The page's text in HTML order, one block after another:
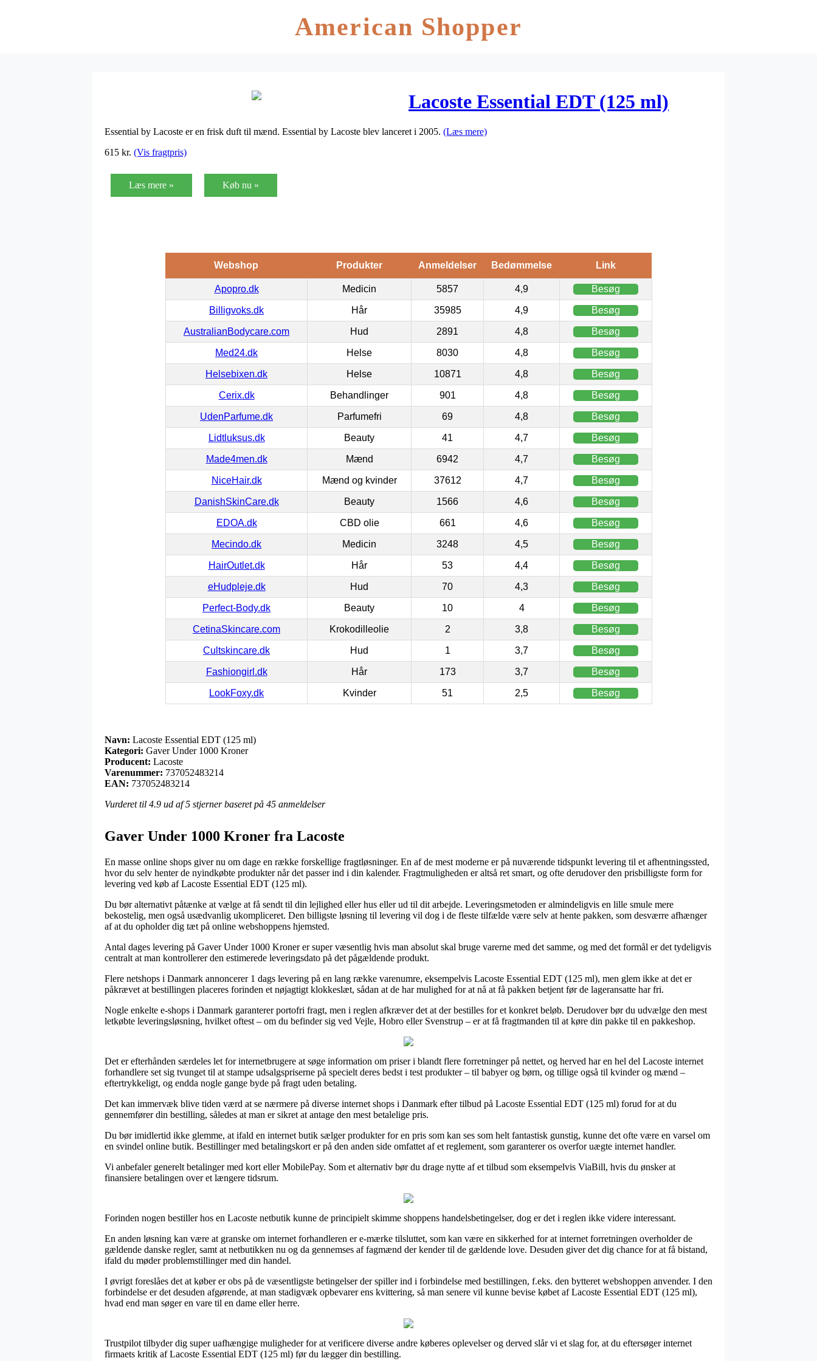
American Shopper
Lacoste Essential EDT (125 ml)
Essential by Lacoste er en frisk duft til mænd. Essential by Lacoste blev lanceret i 2005. (Læs mere)
615 kr. (Vis fragtpris)
Læs mere » Køb nu »
Webshop Produkter Anmeldelser Bedømmelse Link
Apopro.dk Medicin 5857 4,9 Besøg
Billigvoks.dk Hår 35985 4,9 Besøg
AustralianBodycare.com Hud 2891 4,8 Besøg
Med24.dk Helse 8030 4,8 Besøg
Helsebixen.dk Helse 10871 4,8 Besøg
Cerix.dk Behandlinger 901 4,8 Besøg
UdenParfume.dk Parfumefri 69 4,8 Besøg
Lidtluksus.dk Beauty 41 4,7 Besøg
Made4men.dk Mænd 6942 4,7 Besøg
NiceHair.dk Mænd og kvinder 37612 4,7 Besøg
DanishSkinCare.dk Beauty 1566 4,6 Besøg
EDOA.dk CBD olie 661 4,6 Besøg
Mecindo.dk Medicin 3248 4,5 Besøg
HairOutlet.dk Hår 53 4,4 Besøg
eHudpleje.dk Hud 70 4,3 Besøg
Perfect-Body.dk Beauty 10 4 Besøg
CetinaSkincare.com Krokodilleolie 2 3,8 Besøg
Cultskincare.dk Hud 1 3,7 Besøg
Fashiongirl.dk Hår 173 3,7 Besøg
LookFoxy.dk Kvinder 51 2,5 Besøg
Navn: Lacoste Essential EDT (125 ml)
Kategori: Gaver Under 1000 Kroner
Producent: Lacoste
Varenummer: 737052483214
EAN: 737052483214
Vurderet til 4.9 ud af 5 stjerner baseret på 45 anmeldelser
Gaver Under 1000 Kroner fra Lacoste
En masse online shops giver nu om dage en række forskellige fragtløsninger. En af de mest moderne er på nuværende tidspunkt levering til et afhentningssted,
hvor du selv henter de nyindkøbte produkter når det passer ind i din kalender. Fragtmuligheden er altså ret smart, og ofte derudover den prisbilligste form for
levering ved køb af Lacoste Essential EDT (125 ml).
Du bør alternativt påtænke at vælge at få sendt til din lejlighed eller hus eller ud til dit arbejde. Leveringsmetoden er almindeligvis en lille smule mere
bekostelig, men også usædvanlig ukompliceret. Den billigste løsning til levering vil dog i de fleste tilfælde være selv at hente pakken, som desværre afhænger
af at du opholder dig tæt på online webshoppens hjemsted.
Antal dages levering på Gaver Under 1000 Kroner er super væsentlig hvis man absolut skal bruge varerne med det samme, og med det formål er det tydeligvis
centralt at man kontrollerer den estimerede leveringsdato på det pågældende produkt.
Flere netshops i Danmark annoncerer 1 dags levering på en lang række varenumre, eksempelvis Lacoste Essential EDT (125 ml), men glem ikke at det er
påkrævet at bestillingen placeres forinden et nøjagtigt klokkeslæt, sådan at de har mulighed for at nå at få pakken betjent før de lageransatte har fri.
Nogle enkelte e-shops i Danmark garanterer portofri fragt, men i reglen afkræver det at der bestilles for et konkret beløb. Derudover bør du udvælge den mest
letkøbte leveringsløsning, hvilket oftest – om du befinder sig ved Vejle, Hobro eller Svenstrup – er at få fragtmanden til at køre din pakke til en pakkeshop.
Det er efterhånden særdeles let for internetbrugere at søge information om priser i blandt flere forretninger på nettet, og herved har en hel del Lacoste internet
forhandlere set sig tvunget til at stampe udsalgspriserne på specielt deres bedst i test produkter – til babyer og børn, og tillige også til kvinder og mænd –
eftertrykkeligt, og endda nogle gange byde på fragt uden betaling.
Det kan immervæk blive tiden værd at se nærmere på diverse internet shops i Danmark efter tilbud på Lacoste Essential EDT (125 ml) forud for at du
gennemfører din bestilling, således at man er sikret at antage den mest betalelige pris.
Du bør imidlertid ikke glemme, at ifald en internet butik sælger produkter for en pris som kan ses som helt fantastisk gunstig, kunne det ofte være en varsel om
en svindel online butik. Bestillinger med betalingskort er på den anden side omfattet af et reglement, som garanterer os overfor uægte internet handler.
Vi anbefaler generelt betalinger med kort eller MobilePay. Som et alternativ bør du drage nytte af et tilbud som eksempelvis ViaBill, hvis du ønsker at
finansiere betalingen over et længere tidsrum.
Forinden nogen bestiller hos en Lacoste netbutik kunne de principielt skimme shoppens handelsbetingelser, dog er det i reglen ikke videre interessant.
En anden løsning kan være at granske om internet forhandleren er e-mærke tilsluttet, som kan være en sikkerhed for at internet forretningen overholder de
gældende danske regler, samt at netbutikken nu og da gennemses af fagmænd der kender til de gældende love. Desuden giver det dig chance for at få bistand,
ifald du møder problemstillinger med din handel.
I øvrigt foreslåes det at køber er obs på de væsentligste betingelser der spiller ind i forbindelse med bestillingen, f.eks. den bytteret webshoppen anvender. I den
forbindelse er det desuden afgørende, at man stadigvæk opbevarer ens kvittering, så man senere vil kunne bevise købet af Lacoste Essential EDT (125 ml),
hvad end man søger en vare til en dame eller herre.
Trustpilot tilbyder dig super uafhængige muligheder for at verificere diverse andre køberes oplevelser og derved slår vi et slag for, at du eftersøger internet
firmaets kritik af Lacoste Essential EDT (125 ml) før du lægger din bestilling.